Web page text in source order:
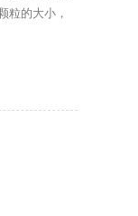
粒的大小，